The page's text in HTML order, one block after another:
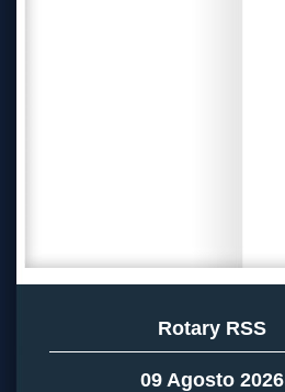
Rotary RSS
09 Agosto 2026